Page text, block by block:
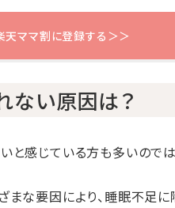
天ママ割に登録する＞＞
ない原因は？
と感じている方も多いのでは
な要因により、睡眠不足に